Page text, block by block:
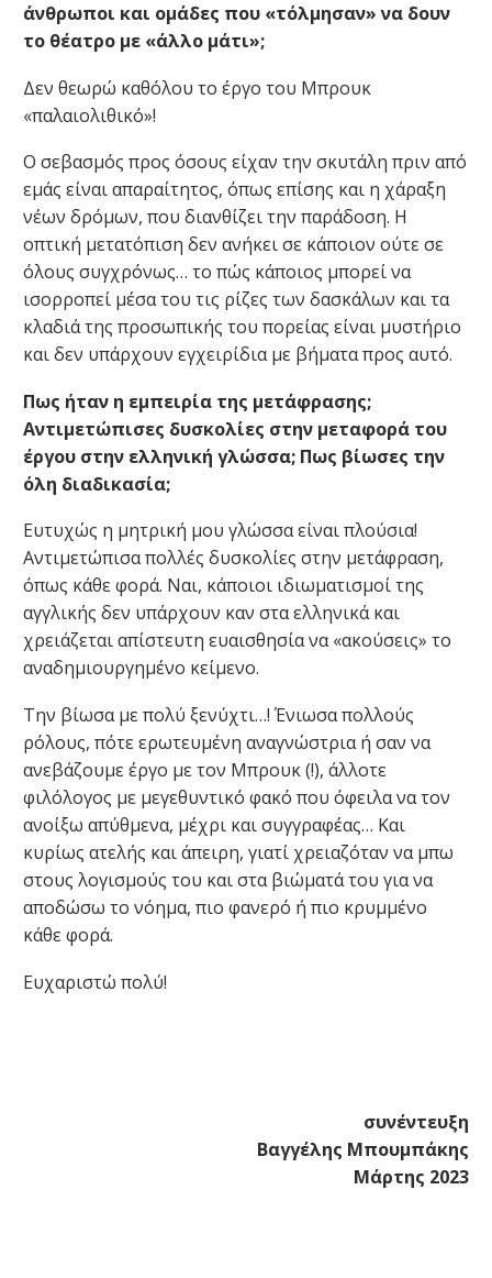
άνθρωποι και ομάδες που «τόλμησαν» να δουν
το θέατρο με «άλλο μάτι»;
Δεν θεωρώ καθόλου το έργο του Μπρουκ
«παλαιολιθικό»!
Ο σεβασμός προς όσους είχαν την σκυτάλη πριν από
εμάς είναι απαραίτητος, όπως επίσης και η χάραξη
νέων δρόμων, που διανθίζει την παράδοση. Η
οπτική μετατόπιση δεν ανήκει σε κάποιον ούτε σε
όλους συγχρόνως… το πώς κάποιος μπορεί να
ισορροπεί μέσα του τις ρίζες των δασκάλων και τα
κλαδιά της προσωπικής του πορείας είναι μυστήριο
και δεν υπάρχουν εγχειρίδια με βήματα προς αυτό.
Πως ήταν η εμπειρία της μετάφρασης;
Αντιμετώπισες δυσκολίες στην μεταφορά του
έργου στην ελληνική γλώσσα; Πως βίωσες την
όλη διαδικασία;
Ευτυχώς η μητρική μου γλώσσα είναι πλούσια!
Αντιμετώπισα πολλές δυσκολίες στην μετάφραση,
όπως κάθε φορά. Ναι, κάποιοι ιδιωματισμοί της
αγγλικής δεν υπάρχουν καν στα ελληνικά και
χρειάζεται απίστευτη ευαισθησία να «ακούσεις» το
αναδημιουργημένο κείμενο.
Την βίωσα με πολύ ξενύχτι…! Ένιωσα πολλούς
ρόλους, πότε ερωτευμένη αναγνώστρια ή σαν να
ανεβάζουμε έργο με τον Μπρουκ (!), άλλοτε
φιλόλογος με μεγεθυντικό φακό που όφειλα να τον
ανοίξω απύθμενα, μέχρι και συγγραφέας… Και
κυρίως ατελής και άπειρη, γιατί χρειαζόταν να μπω
στους λογισμούς του και στα βιώματά του για να
αποδώσω το νόημα, πιο φανερό ή πιο κρυμμένο
κάθε φορά.
Ευχαριστώ πολύ!
συνέντευξη
Βαγγέλης Μπουμπάκης
Μάρτης 2023